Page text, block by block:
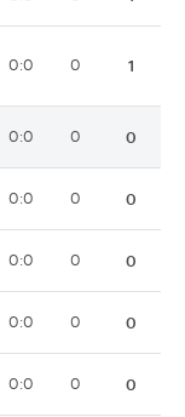
0:0 0 1
0:0 0 0
0:0 0 0
0:0 0 0
0:0 0 0
0:0 0 0